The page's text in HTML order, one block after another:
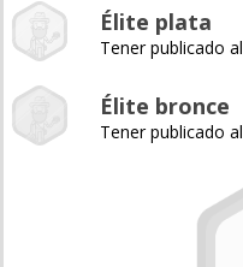
Élite plata
Tener publicado
Élite bronce
Tener publicado